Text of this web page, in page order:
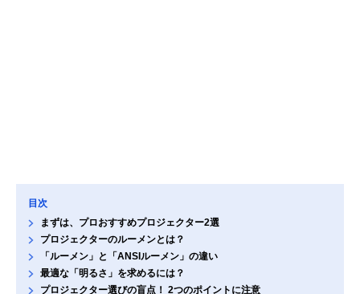
目次
まずは、プロおすすめプロジェクター2選
プロジェクターのルーメンとは？
「ルーメン」と「ANSIルーメン」の違い
最適な「明るさ」を求めるには？
プロジェクター選びの盲点！ 2つのポイントに注意